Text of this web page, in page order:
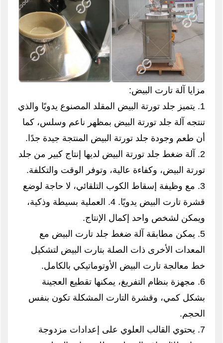
مزايا آلة تارت البيض:
1. يتميز جلد تورتة البيض المقلد المصنوع يدويًا والذي
تنتجه آلة جلد تورتة البيض بمظهر ناعم وسلس، كما
أن طعم وجودة جلد تورتة البيض المنتجة جيدة جدًا.
2. آلة ضغط جلد تورتة البيض لديها إنتاج كبير من جلد
تورتة البيض، وكفاءة عالية، وتوفر الوقت والتكلفة.
3. مع وظيفة إسقاط الكوب التلقائي، لا حاجة لوضع
قشرة تارت البيض يدويًا. 4. العملية بسيطة وذكية،
ويمكن لشخص واحد إكمال الإنتاج.
5. يمكن مطابقة آلة ضغط جلد تارت البيض مع
المعدات الأخرى ذات الصلة بتارت البيض لتشكيل
خط معالجة تارت البيض الأوتوماتيكي بالكامل.
6. مجهزة بنظام التفريغ، يمكنها تقطيع العجينة
بشكل كمي، وقشرة التارت المشكلة تكون بنفس
الحجم.
7. يحتوي القالب العلوي على إعدادات مزدوجة